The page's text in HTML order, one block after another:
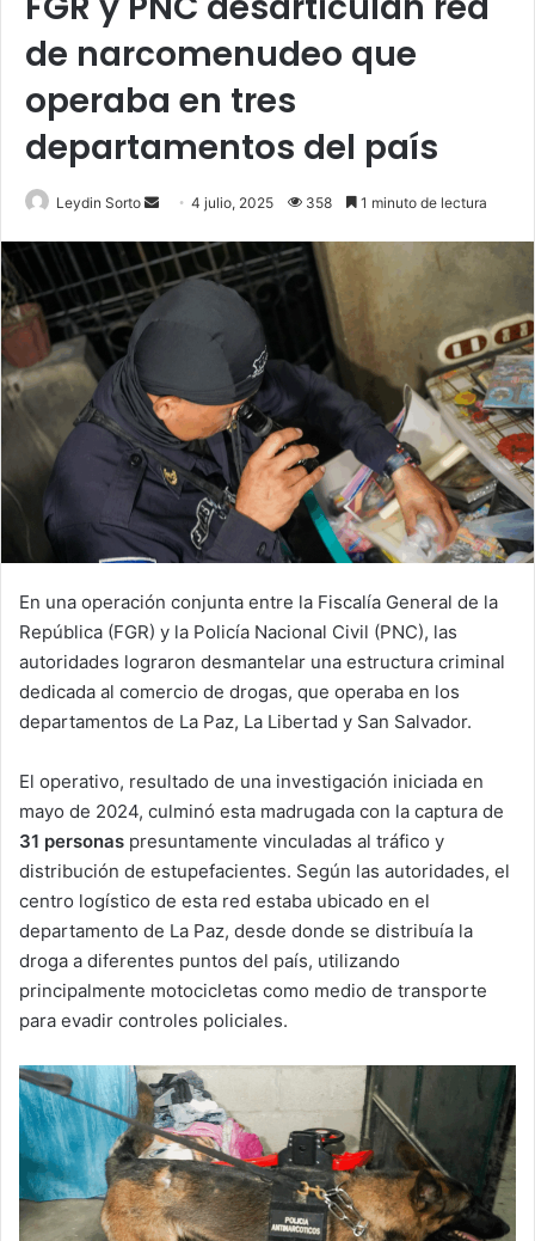
de narcomenudeo que
operaba en tres
departamentos del país
Leydin Sorto
Send
email
4 julio, 2025 358 1 minuto de lectura
En una operación conjunta entre la Fiscalía General de la
República (FGR) y la Policía Nacional Civil (PNC), las
autoridades lograron desmantelar una estructura criminal
dedicada al comercio de drogas, que operaba en los
departamentos de La Paz, La Libertad y San Salvador.
El operativo, resultado de una investigación iniciada en
mayo de 2024, culminó esta madrugada con la captura de
31 personas presuntamente vinculadas al tráfico y
distribución de estupefacientes. Según las autoridades, el
centro logístico de esta red estaba ubicado en el
departamento de La Paz, desde donde se distribuía la
droga a diferentes puntos del país, utilizando
principalmente motocicletas como medio de transporte
para evadir controles policiales.